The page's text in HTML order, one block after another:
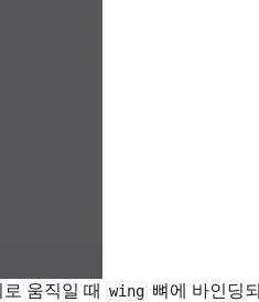
움직일 때 wing 뼈에 바인딩